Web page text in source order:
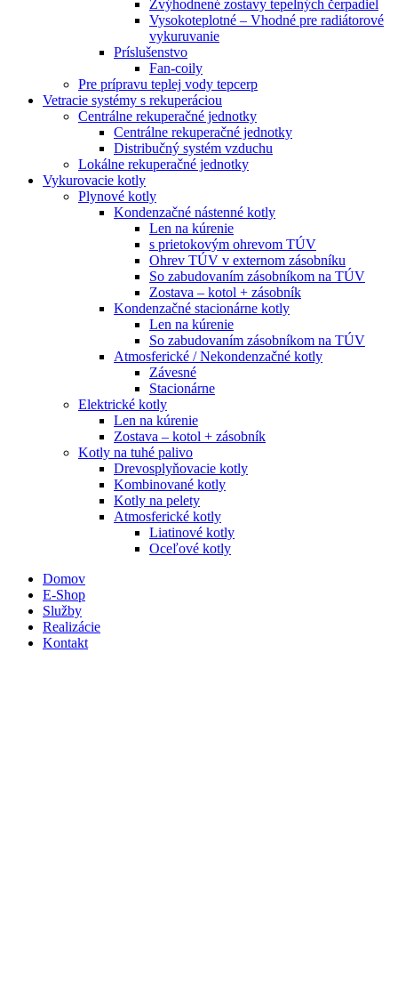
Zvýhodnené zostavy tepelných čerpadiel
Vysokoteplotné – Vhodné pre radiátorové
vykuruvanie
Príslušenstvo
Fan-coily
Pre prípravu teplej vody tepcerp
Vetracie systémy s rekuperáciou
Centrálne rekuperačné jednotky
Centrálne rekuperačné jednotky
Distribučný systém vzduchu
Lokálne rekuperačné jednotky
Vykurovacie kotly
Plynové kotly
Kondenzačné nástenné kotly
Len na kúrenie
s prietokovým ohrevom TÚV
Ohrev TÚV v externom zásobníku
So zabudovaním zásobníkom na TÚV
Zostava – kotol + zásobník
Kondenzačné stacionárne kotly
Len na kúrenie
So zabudovaním zásobníkom na TÚV
Atmosferické / Nekondenzačné kotly
Závesné
Stacionárne
Elektrické kotly
Len na kúrenie
Zostava – kotol + zásobník
Kotly na tuhé palivo
Drevosplyňovacie kotly
Kombinované kotly
Kotly na pelety
Atmosferické kotly
Liatinové kotly
Oceľové kotly
Domov
E-Shop
Služby
Realizácie
Kontakt